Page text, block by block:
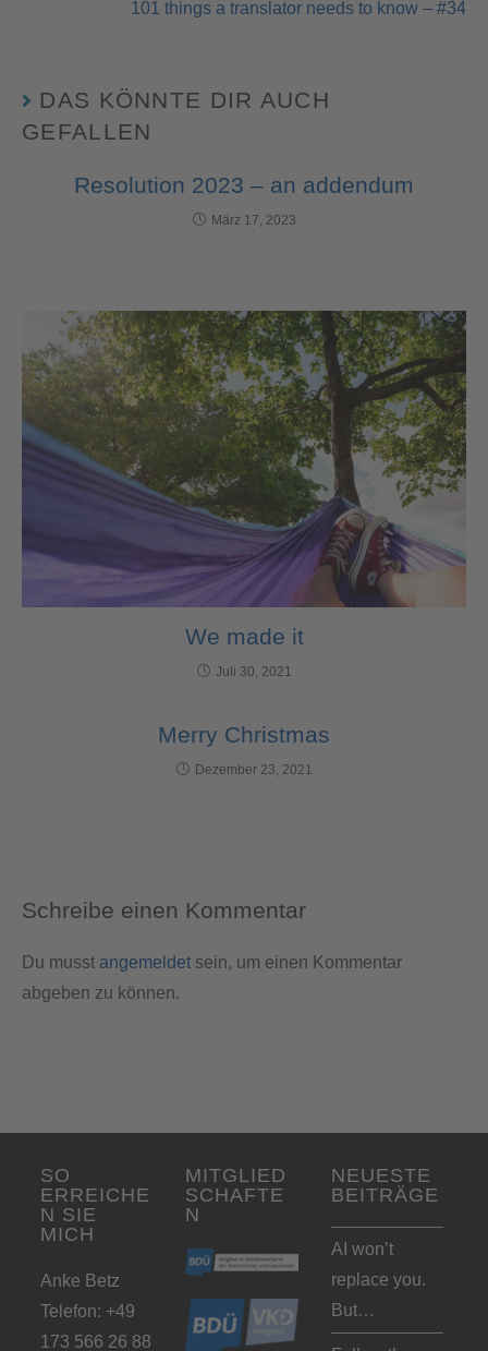
101 things a translator needs to know – #34
DAS KÖNNTE DIR AUCH
GEFALLEN
Resolution 2023 – an addendum
März 17, 2023
We made it
Juli 30, 2021
Merry Christmas
Dezember 23, 2021
Schreibe einen Kommentar
Du musst angemeldet sein, um einen Kommentar
abgeben zu können.
SO
ERREICHE
N SIE
MICH
Anke Betz
Telefon: +49
173 566 26 88
MITGLIED
SCHAFTE
N
NEUESTE
BEITRÄGE
AI won’t
replace you.
But…